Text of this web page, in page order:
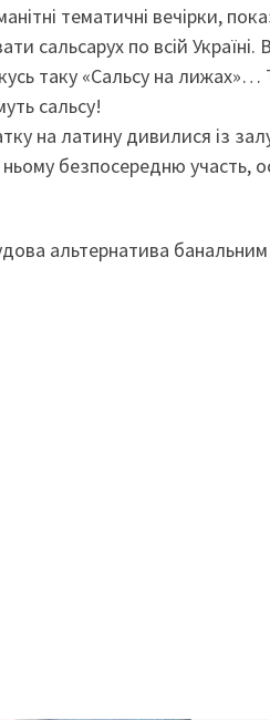
тематичні вечірки,
сальсарух по всій Україні.
таку «Сальсу на
сальсу!
на латину дивилися із
ньому безпосередню участь,
альтернатива банальним